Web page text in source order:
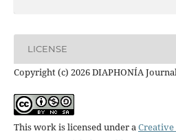
LICENSE
Copyright (c) 2026 DIAPHONÍA
This work is licensed under a